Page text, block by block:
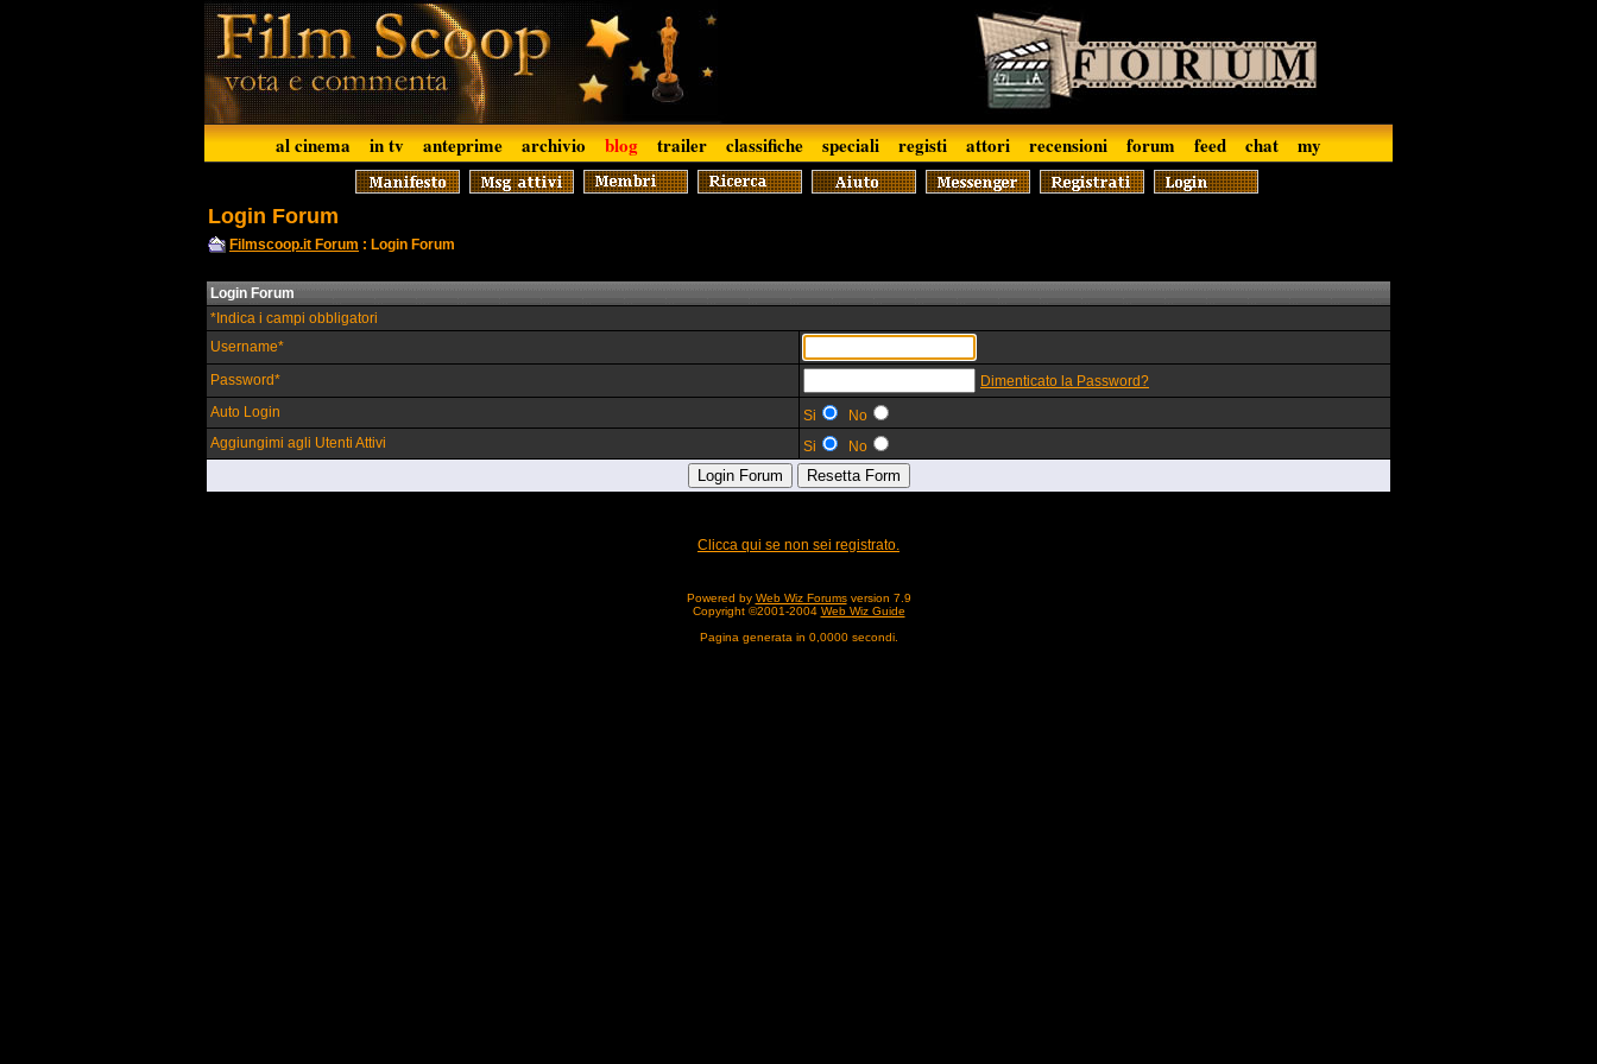
al cinema in tv anteprime archivio blog trailer classifiche speciali registi attori recensioni forum feed chat my
Login Forum
Filmscoop.it Forum : Login Forum
Login Forum
*Indica i campi obbligatori
Username*
Password*
Dimenticato la Password?
Auto Login
Si
No
Aggiungimi agli Utenti Attivi
Si No
Clicca qui se non sei registrato.
Powered by Web Wiz Forumsversion 7.9
Copyright ©2001-2004 Web Wiz Guide
Pagina generata in 0,0000 secondi.